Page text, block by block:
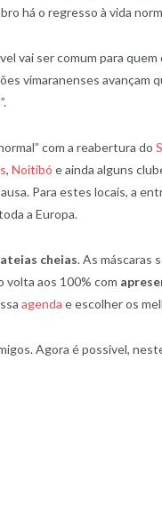
há o regresso à vida
vai ser comum para quem
vimaranenses avançam
com a reabertura do
, Noitibó e ainda alguns
Para estes locais, a
a Europa.
cheias. As máscaras
volta aos 100% com
agenda e escolher os
Agora é possivel,